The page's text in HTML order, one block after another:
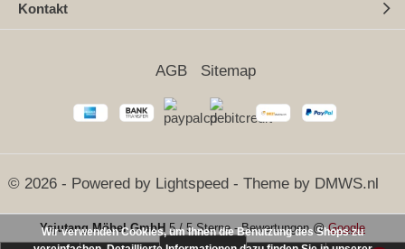
Kontakt
© 2026 - Powered by Lightspeed - Theme by DMWS.nl
AGB Sitemap
Yajutang Möbel GmbH 5/5 Sterne-Bewertungen @Google
Wir verwenden Cookies, um Ihnen die Benutzung des Shops zu